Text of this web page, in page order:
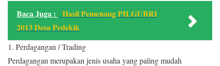
Baca Juga :
Hasil Pemenang PILGUBRI
2013 Desa Pedekik
1. Perdagangan / Trading
Perdagangan merupakan jenis usaha yang paling mudah